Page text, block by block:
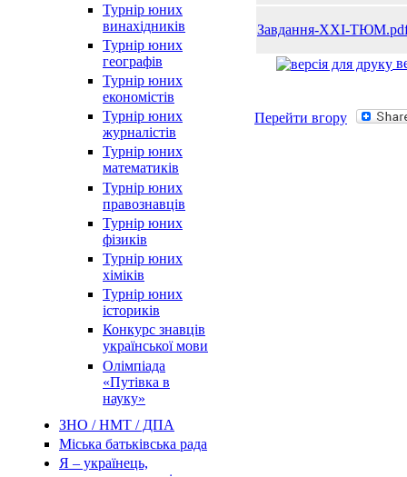
Турнір юних
винахідників
Турнір юних
географів
Турнір юних
економістів
Турнір юних
журналістів
Турнір юних
математиків
Турнір юних
правознавців
Турнір юних
фізиків
Турнір юних
хіміків
Турнір юних
істориків
Конкурс знавців
української мови
Олімпіада
«Путівка в
науку»
ЗНО / НМТ / ДПА
Міська батьківська рада
Я – українець,
Завдання-ХХI-
Перейти вгору